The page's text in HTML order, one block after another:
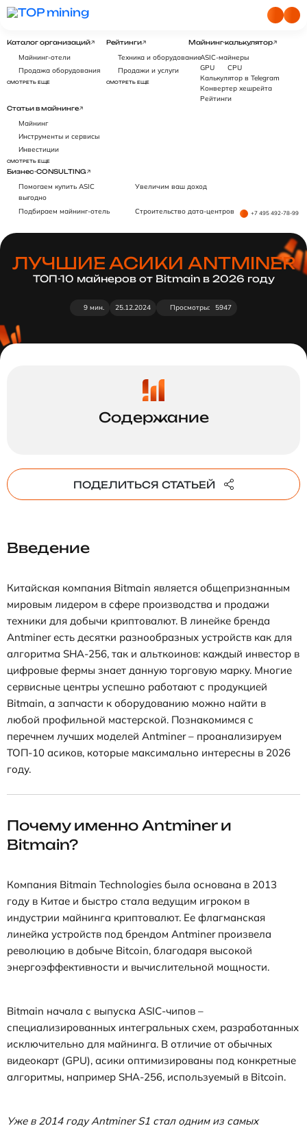
Каталог организаций
Майнинг-отели
Продажа оборудования
СМОТРЕТЬ ЕЩЕ
Рейтинги
Техника и оборудование
Продажи и услуги
СМОТРЕТЬ ЕЩЕ
Майнинг-калькулятор
ASIC-майнеры
GPU
CPU
Калькулятор в Telegram
Конвертер хешрейта
Рейтинги
Статьи в майнинге
Майнинг
Инструменты и сервисы
Инвестиции
СМОТРЕТЬ ЕЩЕ
Бизнес-CONSULTING
Помогаем купить ASIC
выгодно
Увеличим ваш доход
Подбираем майнинг-отель Строительство дата-центров +7 495 492-78-99
ЛУЧШИЕ АСИКИ ANTMINER
ТОП-10 майнеров от Bitmain в 2026 году
9 мин. 25.12.2024 Просмотры: 5947
ПОДЕЛИТЬСЯ СТАТЬЕЙ
Введение
Китайская компания Bitmain является общепризнанным
мировым лидером в сфере производства и продажи
техники для добычи криптовалют. В линейке бренда
Antminer есть десятки разнообразных устройств как для
алгоритма SHA-256, так и альткоинов: каждый инвестор в
цифровые фермы знает данную торговую марку. Многие
сервисные центры успешно работают с продукцией
Bitmain, а запчасти к оборудованию можно найти в
любой профильной мастерской. Познакомимся с
перечнем лучших моделей Antminer – проанализируем
ТОП-10 асиков, которые максимально интересны в 2026
году.
Почему именно Antminer и
Bitmain?
Компания Bitmain Technologies была основана в 2013
году в Китае и быстро стала ведущим игроком в
индустрии майнинга криптовалют. Ее флагманская
линейка устройств под брендом Antminer произвела
революцию в добыче Bitcoin, благодаря высокой
энергоэффективности и вычислительной мощности.
Bitmain начала с выпуска ASIC-чипов –
специализированных интегральных схем, разработанных
исключительно для майнинга. В отличие от обычных
видеокарт (GPU), асики оптимизированы под конкретные
алгоритмы, например SHA-256, используемый в Bitcoin.
Уже в 2014 году Antminer S1 стал одним из самых